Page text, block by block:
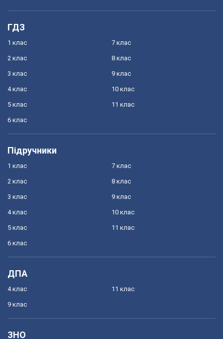
ГДЗ
1 клас
2 клас
3 клас
4 клас
5 клас
6 клас
7 клас
8 клас
9 клас
10 клас
11 клас
Підручники
1 клас
2 клас
3 клас
4 клас
5 клас
6 клас
7 клас
8 клас
9 клас
10 клас
11 клас
ДПА
4 клас
9 клас
11 клас
ЗНО